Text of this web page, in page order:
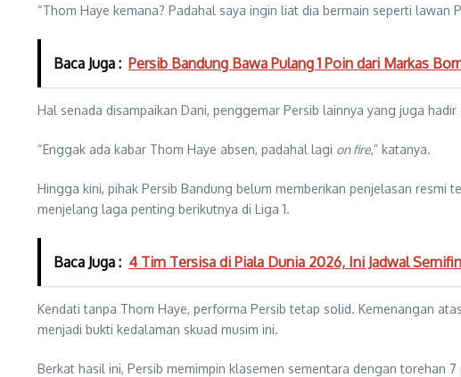
“Thom Haye kemana? Padahal saya ingin liat dia bermain seperti
Baca Juga : Persib Bandung Bawa Pulang 1 Poin dari Markas
Hal senada disampaikan Dani, penggemar Persib lainnya yang juga hadir
“Enggak ada kabar Thom Haye absen, padahal lagi on fire,” katanya.
Hingga kini, pihak Persib Bandung belum memberikan penjelasan
menjelang laga penting berikutnya di Liga 1.
Baca Juga : 4 Tim Tersisa di Piala Dunia 2026, Ini Jadwal
Kendati tanpa Thom Haye, performa Persib tetap solid. Kemenangan
menjadi bukti kedalaman skuad musim ini.
Berkat hasil ini, Persib memimpin klasemen sementara dengan torehan